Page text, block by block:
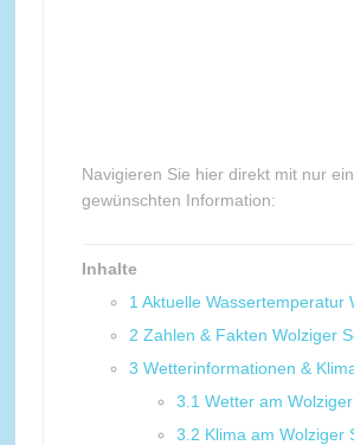
Navigieren Sie hier direkt mit nur
gewünschten Information:
Inhalte
1 Aktuelle Wassertemperatur
2 Zahlen & Fakten Wolziger
3 Wetterinformationen &
3.1 Wetter am
3.2 Klima am Wolziger